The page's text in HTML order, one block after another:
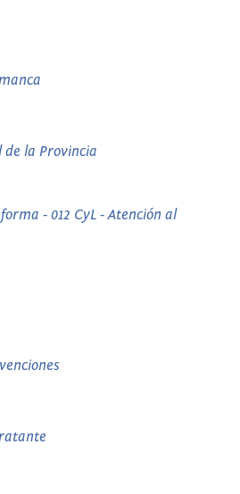
de la Provincia
- 012 CyL - Atención al